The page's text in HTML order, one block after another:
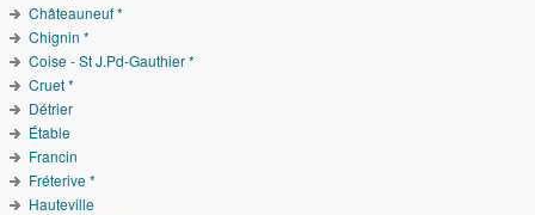
Châteauneuf *
Chignin *
Coise - St J.Pd-Gauthier *
Cruet *
Détrier
Étable
Francin
Fréterive *
Hauteville